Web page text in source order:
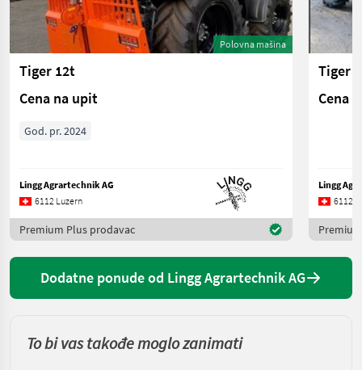
Polovna mašina
Tiger 12t
Cena na upit
God. pr. 2024
Lingg Agrartechnik AG
6112 Luzern
Premium Plus prodavac
Tiger
Cena
Lingg
6112
Dodatne ponude od Lingg Agrartechnik AG
To bi vas takođe moglo zanimati